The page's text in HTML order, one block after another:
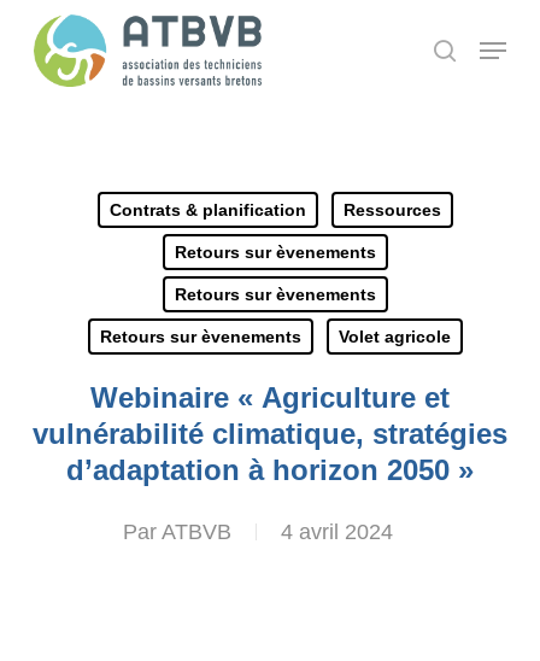
search
Menu
Contrats & planification Ressources
Retours sur èvenements
Retours sur èvenements
Retours sur èvenements Volet agricole
Webinaire « Agriculture et
vulnérabilité climatique, stratégies
d’adaptation à horizon 2050 »
Par ATBVB 4 avril 2024
Panneau de gestion des cookies